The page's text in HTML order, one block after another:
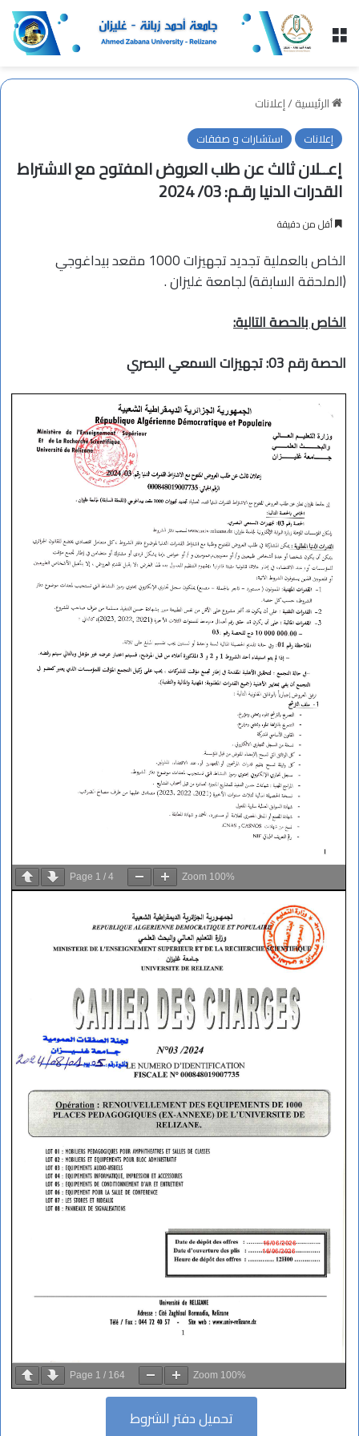
القائمة
الرئيسية/إعلانات
إعلانات استشارات و صفقات
إعــلان ثالث عن طلب العروض المفتوح مع الاشتراط
القدرات الدنيا رقـم: 03/ 2024
أقل من دقيقة
الخاص بالعملية تجديد تجهيزات 1000 مقعد بيداغوجي
(الملحقة السابقة) لجامعة غليزان .
الخاص بالحصةالتالية:
الحصة رقم 03: تجهيزات السمعي البصري
Page 1 / 4 Zoom 100%
Page 1 / 164 Zoom 100%
تحميل دفتر الشروط